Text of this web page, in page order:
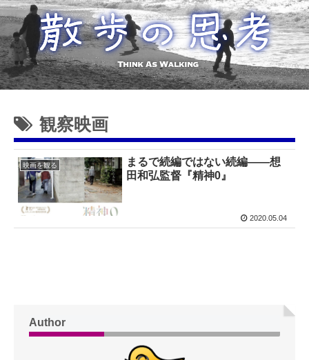
観察映画
映画を観る
まるで続編ではない続編——想
田和弘監督『精神0』
2020.05.04
Author